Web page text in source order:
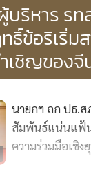
คประจำมณฑลยูน
ำคัญของความร่ว
ยงใต้ของจีน เป็น
กเปลี่ยนที่ลงลึกร
บริหาร รท
ธิ์ข้อริเริ่ม
เชิญของจี
นายกฯ ถก ปธ.ส
สัมพันธ์แน่นแฟ้
ความร่วมมือเชิ